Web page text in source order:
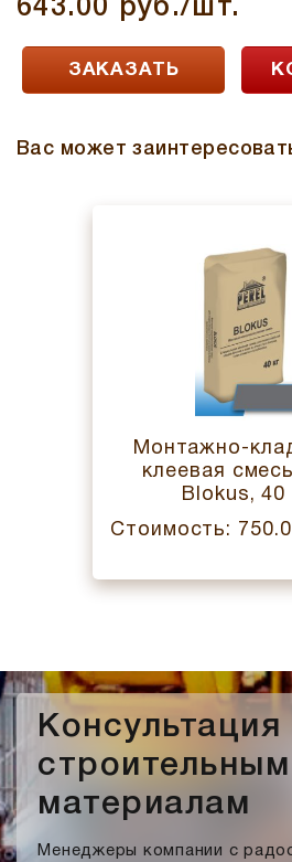
643.00 руб./шт.
ЗАКАЗАТЬ
Вас может
Монтажно-
клеевая
Blokus, 40
Стоимость:
Консультация
строительным
материалам
Менеджеры компании с